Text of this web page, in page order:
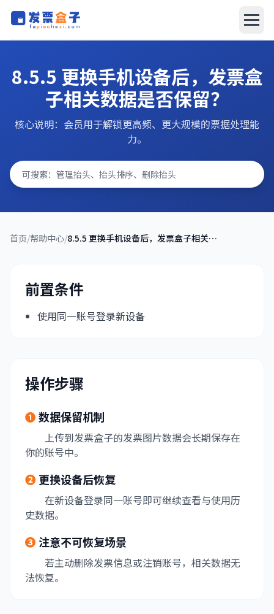
AI报销系统
文档中心
立即下载
8.5.5 更换手机设备后，发票盒
子相关数据是否保留？
核心说明：会员用于解锁更高频、更大规模的票据处理能
力。
首页/帮助中心/ 8.5.5 更换手机设备后，发票盒子相关数据是否保留？
前置条件
使用同一账号登录新设备
操作步骤
❶数据保留机制
上传到发票盒子的发票图片数据会长期保存在
你的账号中。
❷更换设备后恢复
在新设备登录同一账号即可继续查看与使用历
史数据。
❸ 注意不可恢复场景
若主动删除发票信息或注销账号，相关数据无
法恢复。